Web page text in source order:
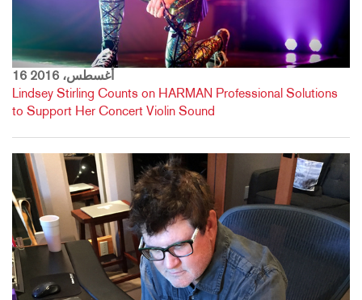
16 أغسطس، 2016
Lindsey Stirling Counts on HARMAN Professional Solutions
to Support Her Concert Violin Sound